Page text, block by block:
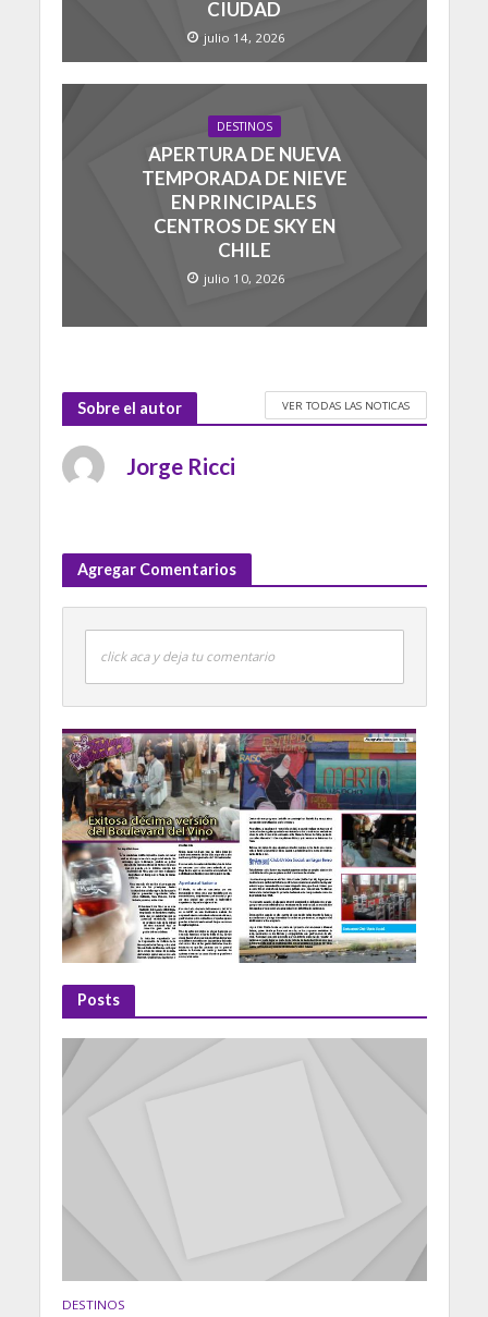
CIUDAD
julio 14, 2026
DESTINOS
APERTURA DE NUEVA
TEMPORADA DE NIEVE
EN PRINCIPALES
CENTROS DE SKY EN
CHILE
julio 10, 2026
Sobre el autor VER TODAS LAS NOTICAS
Jorge Ricci
Agregar Comentarios
click aca y deja tu comentario
Posts
DESTINOS